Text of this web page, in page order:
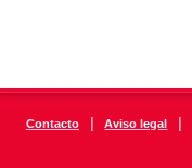
Contacto | Aviso legal |